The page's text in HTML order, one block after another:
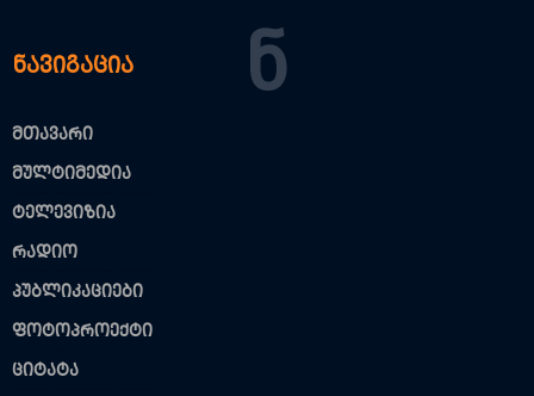
ნავიგაცია Ნ
მთავარი
მულტიმედია
ტელევიზია
რადიო
პუბლიკაციები
ფოტოპროექტი
ციტატა